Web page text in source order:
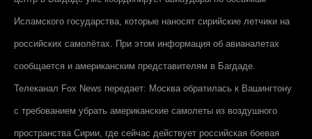
Исламского государства, которые наносят сирийские летчики на
российских самолётах. При этом информация об авианалетах
сообщается и американским представителям в Багдаде.
Телеканал Fox News передает: Москва обратилась к Вашингтону
с требованием убрать американские самолеты из воздушного
пространства Сирии, где сейчас действует российская боевая